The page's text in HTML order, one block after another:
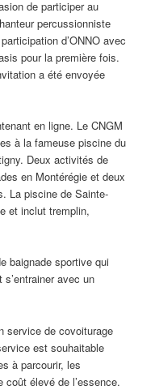
de participer au
percussionniste
d’ONNO avec
pour la première fois.
a été envoyée
en ligne. Le CNGM
à la fameuse piscine du
Deux activités de
en Montérégie et deux
La piscine de Sainte-
et inclut tremplin,
baignade sportive qui
avec un
service de covoiturage
est souhaitable
à parcourir, les
élevé de l’essence.